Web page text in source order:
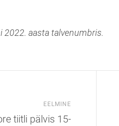
2022. aasta talvenumbris.
EELMINE
tiitli pälvis 15-